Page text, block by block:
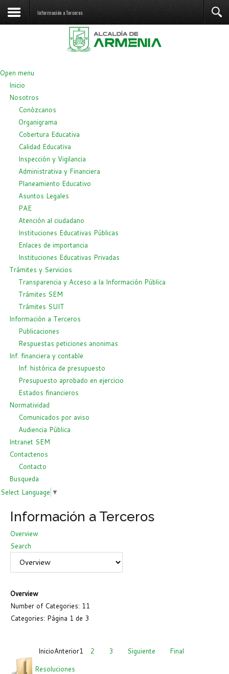
Información a Terceros
Open menu
Inicio
Nosotros
Conózcanos
Organigrama
Cobertura Educativa
Calidad Educativa
Inspección y Vigilancia
Administrativa y Financiera
Planeamiento Educativo
Asuntos Legales
PAE
Atención al ciudadano
Instituciones Educativas Públicas
Enlaces de importancia
Instituciones Educativas Privadas
Trámites y Servicios
Transparencia y Acceso a la Información Pública
Trámites SEM
Trámites SUIT
Información a Terceros
Publicaciones
Respuestas peticiones anonimas
Inf. financiera y contable
Inf. histórica de presupuesto
Presupuesto aprobado en ejercicio
Estados financieros
Normatividad
Comunicados por aviso
Audiencia Pública
Intranet SEM
Contactenos
Contacto
Busqueda
Select Language ▼
Información a Terceros
Overview
Search
Overview
Number of Categories: 11
Categories: Página 1 de 3
InicioAnterior1 2 3 Siguiente
Final
Resoluciones